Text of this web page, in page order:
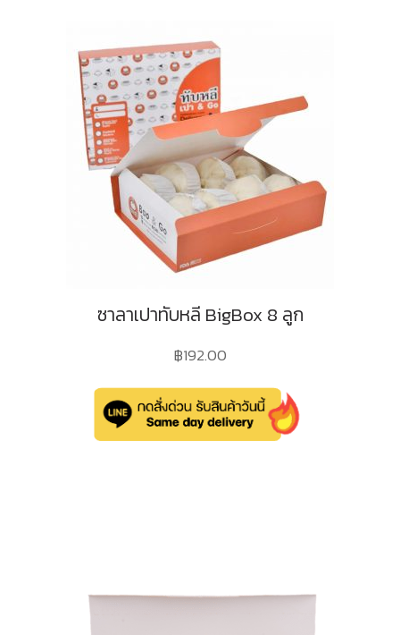
ซาลาเปาทับหลี BigBox 8 ลูก
฿192.00